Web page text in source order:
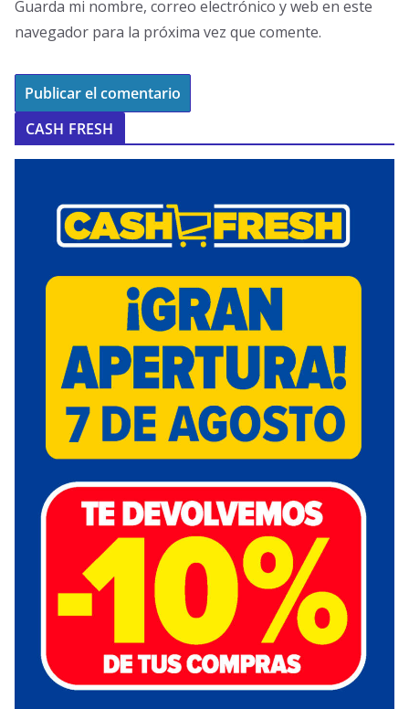
Guarda mi nombre, correo electrónico y web en este
navegador para la próxima vez que comente.
CASH FRESH